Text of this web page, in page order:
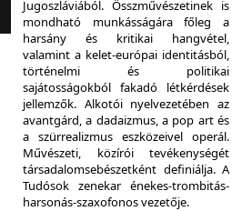
Jugoszláviából. Összművészetinek is
mondható munkásságára főleg a
harsány és kritikai hangvétel,
valamint a kelet-európai identitásból,
történelmi és politikai
sajátosságokból fakadó létkérdések
jellemzők. Alkotói nyelvezetében az
avantgárd, a dadaizmus, a pop art és
a szürrealizmus eszközeivel operál.
Művészeti, közírói tevékenységét
társadalomsebészetként definiálja. A
Tudósok zenekar énekes-trombitás-
harsonás-szaxofonos vezetője.